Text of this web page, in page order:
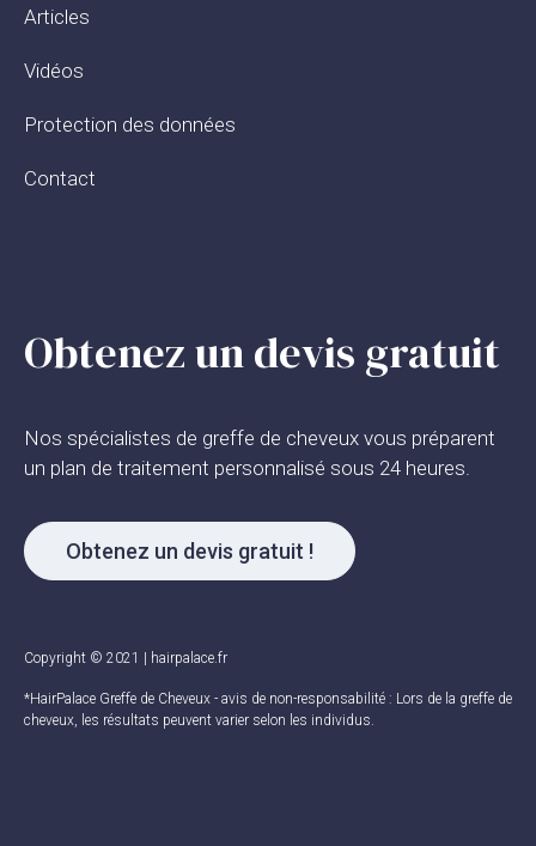
Articles
Vidéos
Protection des données
Contact
Obtenez un devis gratuit
Nos spécialistes de greffe de cheveux vous préparent
un plan de traitement personnalisé sous 24 heures.
Obtenez un devis gratuit !
Copyright © 2021 | hairpalace.fr
*HairPalace Greffe de Cheveux - avis de non-responsabilité : Lors de la greffe de
cheveux, les résultats peuvent varier selon les individus.